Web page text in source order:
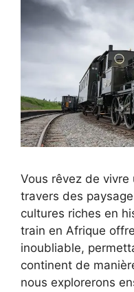
Vous rêvez de
travers des
cultures riches en
train en Afrique
inoubliable,
continent de
nous explorerons